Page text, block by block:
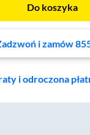
Do koszyka
i zamów
i odroczona